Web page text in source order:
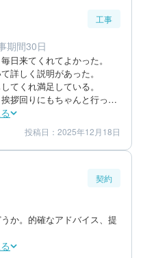
工事
期間30日
日来てくれてよかった。
詳しく説明があった。
てくれ満足している。
拶回りにもちゃんと行って
仕上がり 5
投稿日：2025年12月18日
契約
か。的確なアドバイス、提